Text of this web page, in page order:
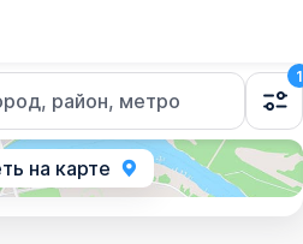
район, метро
1
на карте